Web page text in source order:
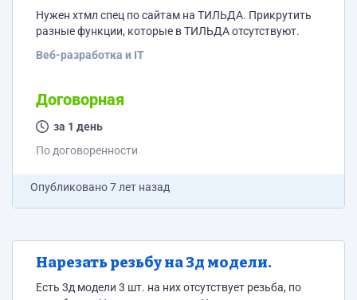
Нужен хтмл спец по сайтам на ТИЛЬДА. Прикрутить
разные функции, которые в ТИЛЬДА отсутствуют.
Веб-разработка и IT
Договорная
за 1 день
По договоренности
Опубликовано7 лет назад
Нарезать резьбу на 3д модели.
Есть 3д модели 3 шт. на них отсутствует резьба, по